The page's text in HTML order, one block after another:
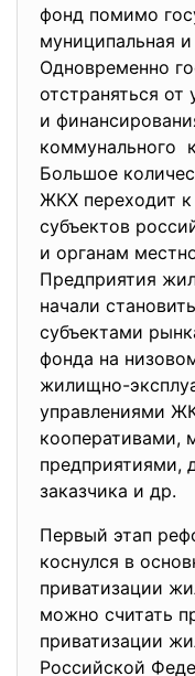
фонд помимо
муниципальная и
Одновременно
отстраняться от
и
коммунального
Большое
ЖКХ переходит
субъектов
и органам
Предприятия
начали
субъектами
фонда на
жилищно-
управлениями
кооперативами,
предприятиями,
заказчика и др.
Первый этап
коснулся в
приватизации
можно считать
приватизации
Российской